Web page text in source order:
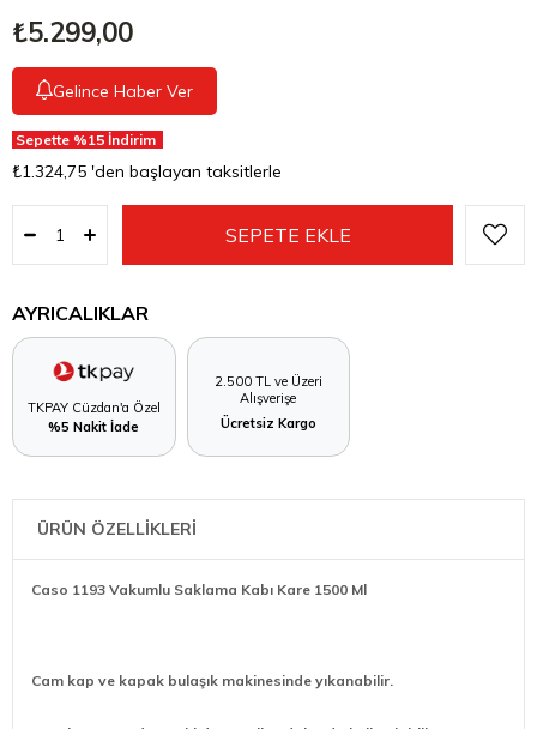
₺5.299,00
Gelince Haber Ver
Sepette %15 İndirim
₺1.324,75 'den başlayan taksitlerle
AYRICALIKLAR
TKPAY Cüzdan'a Özel
%5 Nakit İade
2.500 TL ve Üzeri
Alışverişe
Ücretsiz Kargo
ÜRÜN ÖZELLİKLERİ
Caso 1193 Vakumlu Saklama Kabı Kare 1500 Ml
Cam kap ve kapak bulaşık makinesinde yıkanabilir.